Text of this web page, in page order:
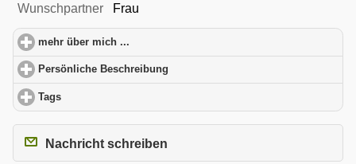
Wunschpartner
Frau
mehr über mich ...
Persönliche Beschreibung
Tags
Nachricht schreiben